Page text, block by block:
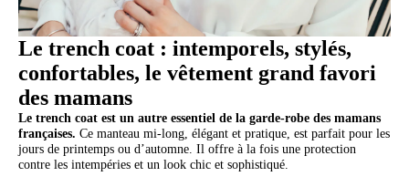
Le trench coat : intemporels, stylés,
confortables, le vêtement grand favori
des mamans
Le trench coat est un autre essentiel de la garde-robe des mamans
françaises. Ce manteau mi-long, élégant et pratique, est parfait pour les
jours de printemps ou d’automne. Il offre à la fois une protection
contre les intempéries et un look chic et sophistiqué.